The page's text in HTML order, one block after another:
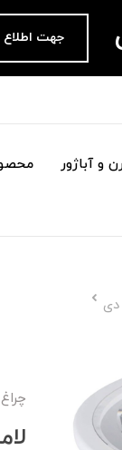
جهت اطلاع
و آباژور
چراغ
لامپ